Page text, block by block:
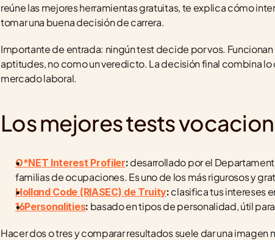
reúne las mejores herramientas gratuitas, te explica cómo
tomar una buena decisión de carrera.
Importante de entrada: ningún test decide por vos.
aptitudes, no como un veredicto. La decisión final combina
mercado laboral.
Los mejores tests
O*NET Interest Profiler: desarrollado por el
familias de ocupaciones. Es uno de los más rigurosos y
Holland Code (RIASEC) de Truity: clasifica tus intereses
16Personalities: basado en tipos de personalidad, útil
Hacer dos o tres y comparar resultados suele dar una imagen